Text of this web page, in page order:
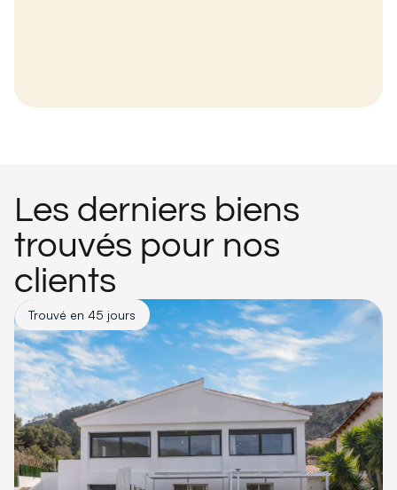
Les derniers biens
trouvés pour nos
clients
Trouvé en 45 jours